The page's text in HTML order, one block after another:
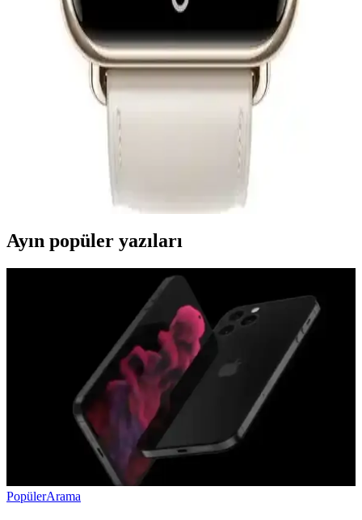
Huawei Watch GT 3 SE Siyah Akıllı Saatin
Özellikleri ve Kullanıcı Yorumları
Huawei Watch GT 3 SE, şık tasarımı, gelişmiş sağlık özellikleri ve
uzun pil ömrüyle öne çıkan akıllı saat, detaylı sağlık verileri ve
dayanıklı yapısıyla günlük kullanım için ideal bir seçenek.
Huawei Watch Fit 2 ve 4 Karşılaştırması: Hangi
Akıllı Saat Sizin İçin Uygun
Huawei Watch Fit 2 ve 4'ün detaylı özellikleri, pil ömrü, su
yapmanıza yardımcı oluyor.
Ayın popüler yazıları
PopülerArama